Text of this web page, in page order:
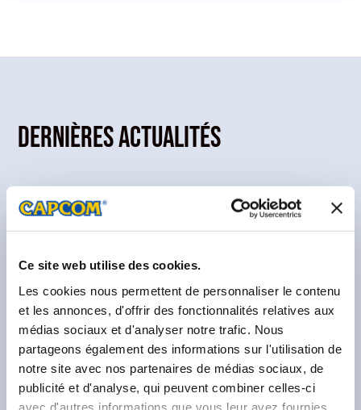
Ce site web utilise des cookies.
Les cookies nous permettent de personnaliser le contenu
et les annonces, d'offrir des fonctionnalités relatives aux
médias sociaux et d'analyser notre trafic. Nous
partageons également des informations sur l'utilisation de
notre site avec nos partenaires de médias sociaux, de
publicité et d'analyse, qui peuvent combiner celles-ci
avec d'autres informations que vous leur avez fournies
Dernières actualités